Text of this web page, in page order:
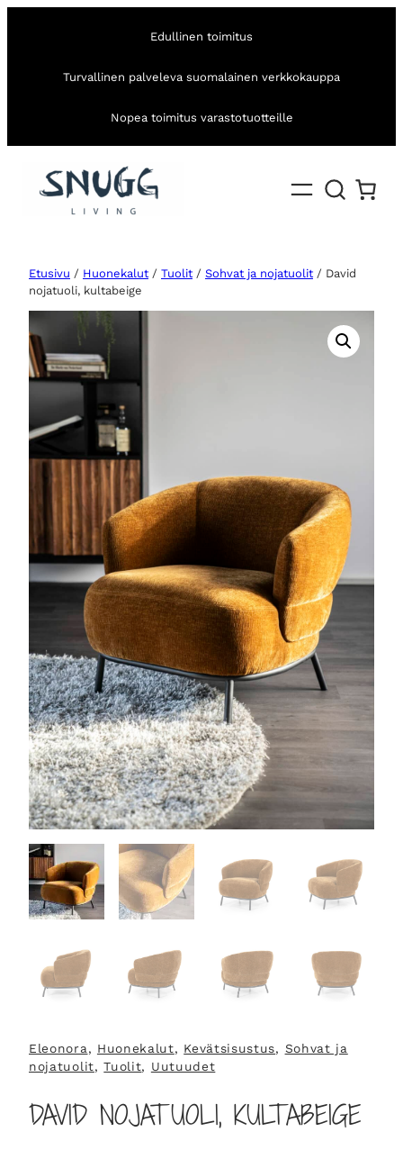
Edullinen toimitus
Turvallinen palveleva suomalainen verkkokauppa
Nopea toimitus varastotuotteille
Etusivu / Huonekalut / Tuolit / Sohvat ja nojatuolit / David
nojatuoli, kultabeige
Eleonora, Huonekalut, Kevätsisustus, Sohvat ja
nojatuolit, Tuolit, Uutuudet
DAVID NOJATUOLI, KULTABEIGE